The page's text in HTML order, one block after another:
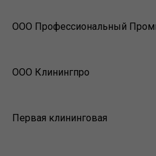
ООО Профессиональный
ООО Клинингпро
Первая клининговая